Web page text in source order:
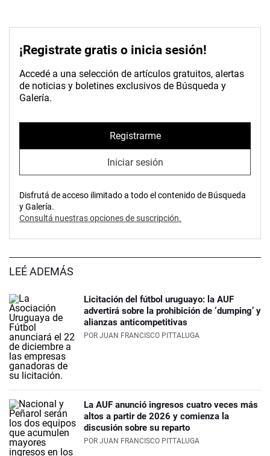
¡Registrate gratis o inicia sesión!
Accedé a una selección de artículos gratuitos, alertas
de noticias y boletines exclusivos de Búsqueda y
Galería.
Registrarme
Iniciar sesión
Disfrutá de acceso ilimitado a todo el contenido de Búsqueda
y Galería.
Consultá nuestras opciones de suscripción.
LEÉ ADEMÁS
Licitación del fútbol uruguayo: la AUF
advertirá sobre la prohibición de ‘dumping’ y
alianzas anticompetitivas
POR JUAN FRANCISCO PITTALUGA
La AUF anunció ingresos cuatro veces más
altos a partir de 2026 y comienza la
discusión sobre su reparto
POR JUAN FRANCISCO PITTALUGA